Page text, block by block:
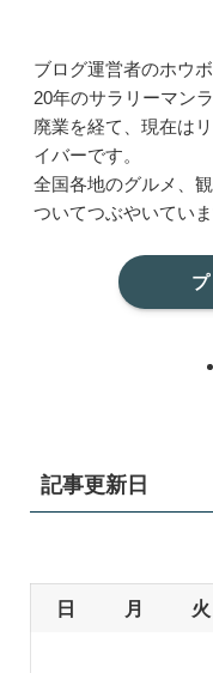
ブログ運営者のホウボ
20年のサラリーマン
廃業を経て、現在は
イバーです。
全国各地のグルメ、
ついてつぶやいていま
記事更新日
日 月 火